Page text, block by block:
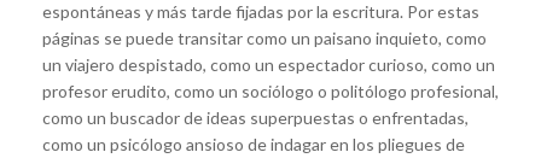
espontáneas y más tarde fijadas por la escritura. Por estas
páginas se puede transitar como un paisano inquieto, como
un viajero despistado, como un espectador curioso, como un
profesor erudito, como un sociólogo o politólogo profesional,
como un buscador de ideas superpuestas o enfrentadas,
como un psicólogo ansioso de indagar en los pliegues de